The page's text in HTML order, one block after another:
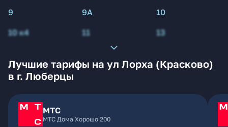
9
9А
10
10 к4
11 13
Лучшие тарифы на ул Лорха (Красково)
в г. Люберцы
МТС
МТС Дома Хорошо 200